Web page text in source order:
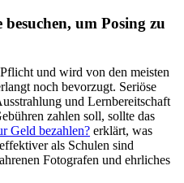
um Posing zu
und wird von den meisten
noch bevorzugt. Seriöse
und Lernbereitschaft
zahlen soll, sollte das
Geld bezahlen? erklärt, was
als Schulen sind
Fotografen und ehrliches